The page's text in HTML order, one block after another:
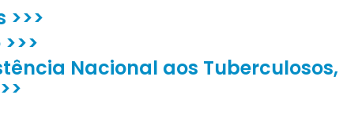
>>>
Nacional aos Tuberculosos,